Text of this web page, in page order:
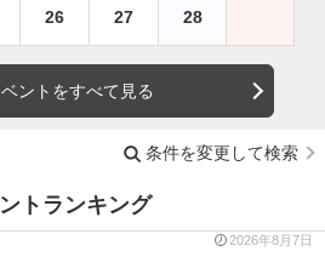
26 27 28
ントをすべて見る
条件を変更して検索
トランキング
2026年8月7日